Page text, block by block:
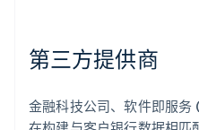
第三方提供商
金融科技公司、软件即服务